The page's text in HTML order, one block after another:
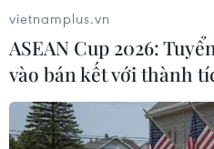
Đặc biệt, trong bối cảnh
các thuế quan ưu đãi
nét, xuất khẩu thuỷ sản
triệu USD, xuất khẩu
cả cá tra đã tăng 30-
vietnamplus.vn
ASEAN Cup 2026:
vào bán kết với thành